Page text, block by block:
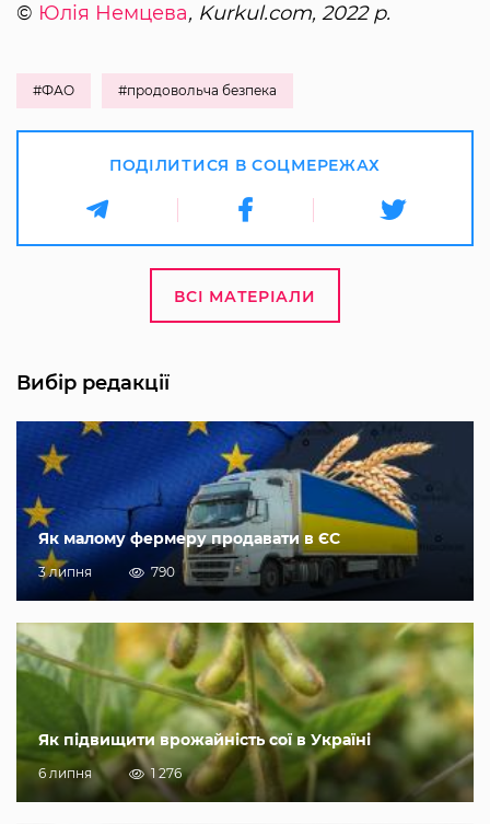
© Юлія Немцева, Kurkul.com, 2022 р.
#ФАО #продовольча безпека
ПОДІЛИТИСЯ В СОЦМЕРЕЖАХ
ВСІ МАТЕРІАЛИ
Вибір редакції
Як малому фермеру продавати в ЄС
3 липня 790
Як підвищити врожайність сої в Україні
6 липня 1 276